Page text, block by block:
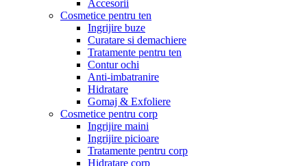
Accesorii
Cosmetice pentru ten
Ingrijire buze
Curatare si demachiere
Tratamente pentru ten
Contur ochi
Anti-imbatranire
Hidratare
Gomaj & Exfoliere
Cosmetice pentru corp
Ingrijire maini
Ingrijire picioare
Tratamente pentru corp
Hidratare corp